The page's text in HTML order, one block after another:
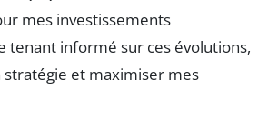
mes investissements
tenant informé sur ces évolutions,
stratégie et maximiser mes